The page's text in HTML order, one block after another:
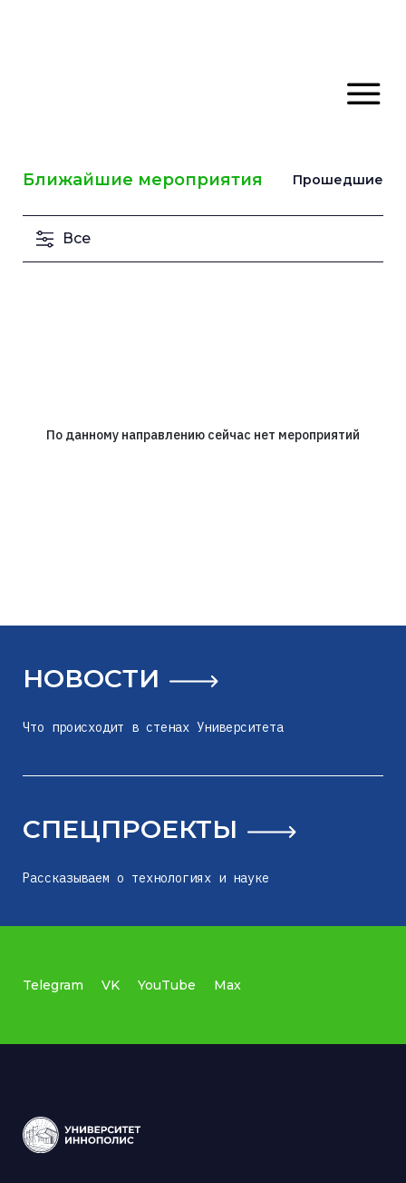
Ближайшие мероприятия Прошедшие
Все
По данному направлению сейчас нет мероприятий
НОВОСТИ
Что происходит в стенах Университета
СПЕЦПРОЕКТЫ
Рассказываем о технологиях и науке
Telegram VK YouTube Max